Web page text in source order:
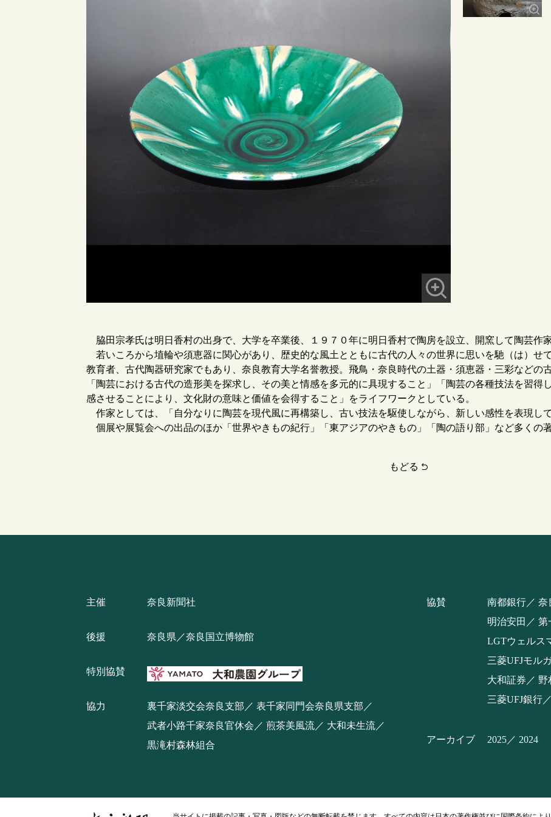
脇田宗孝氏は明日香村の出身で、大学を卒業後、１９７０年に明日香村で陶房を設立、開窯して陶芸作
若いころから埴輪や須恵器に関心があり、歴史的な風土とともに古代の人々の世界に思いを馳（は）せ
教育者、古代陶器研究家でもあり、奈良教育大学名誉教授。飛鳥・奈良時代の土器・須恵器・三彩などの
「陶芸における古代の造形美を探求し、その美と情感を多元的に具現すること」「陶芸の各種技法を習得
感させることにより、文化財の意味と価値を会得すること」をライフワークとしている。
作家としては、「自分なりに陶芸を現代風に再構築し、古い技法を駆使しながら、新しい感性を表現し
個展や展覧会への出品のほか「世界やきもの紀行」「東アジアのやきもの」「陶の語り部」など多くの
もどる
主催 奈良新聞社
後援 奈良県／奈良国立博物館
特別協賛
協力 裏千家淡交会奈良支部
表千家同門会奈良県支部
武者小路千家奈良官休会
煎茶美風流
大和未生流
黒滝村森林組合
協賛 南都銀行 奈
明治安田
第
LGTウェルス
三菱UFJモル
大和証券
野
三菱UFJ銀行
アーカイブ 2025 2024